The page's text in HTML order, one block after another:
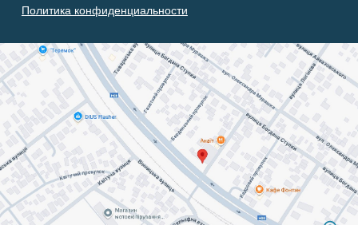
Политика конфиденциальности